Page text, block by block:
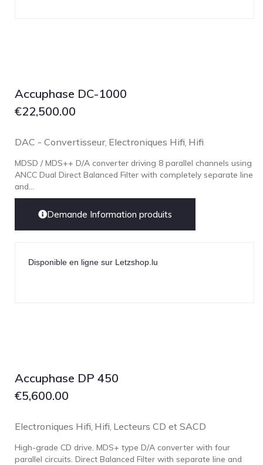
Accuphase DC-1000
€22,500.00
DAC - Convertisseur, Electroniques Hifi Hifi
MDSD / MDS++ D/A converter driving 8 parallel channels using
ANCC Dual Direct Balanced Filter with completely separate line
and...
Demande Information produits
Disponible en ligne sur Letzshop.lu
Accuphase DP 450
€5,600.00
Electroniques Hifi Hifi Lecteurs CD et SACD
High-grade CD drive. MDS+ type D/A converter with four
parallel circuits. Direct Balanced Filter with separate line and